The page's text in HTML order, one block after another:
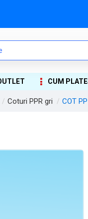
CUM
Coturi PPR gri COT